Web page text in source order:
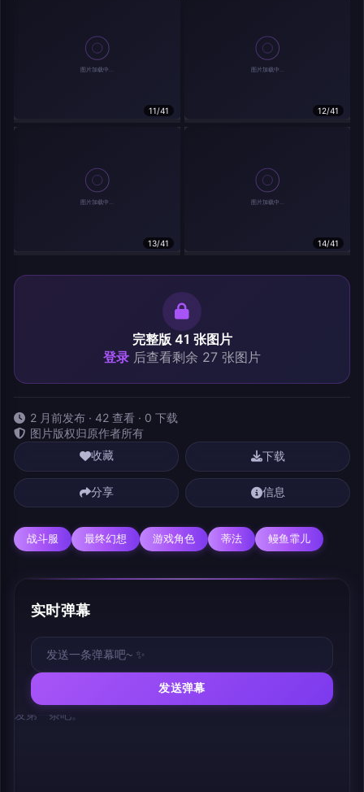
11/41 12/41
13/41 14/41
完整版 41 张图片
登录 后查看剩余 27 张图片
2 月前发布 · 42 查看 · 0 下载
图片版权归原作者所有
收藏 下载
分享 信息
战斗服 最终幻想 游戏角色 蒂法 鳗鱼霏儿
实时弹幕
发送弹幕
发第一条吧。